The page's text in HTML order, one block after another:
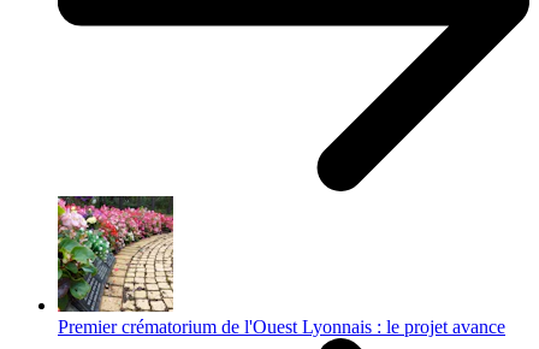
Premier crématorium de l'Ouest Lyonnais : le projet avance